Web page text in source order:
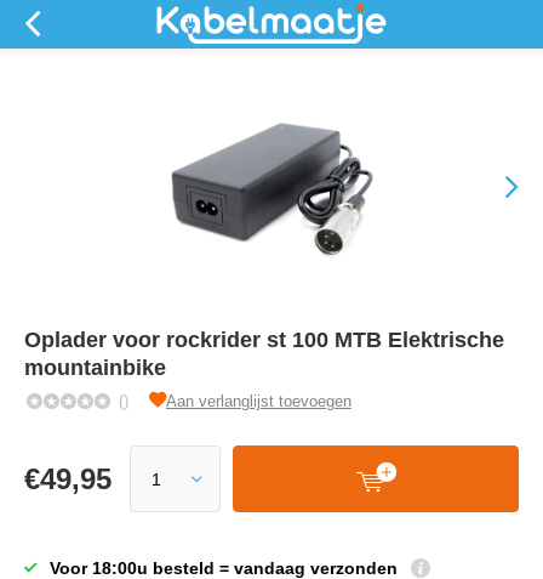
Oplader voor rockrider st 100 MTB Elektrische
mountainbike
() Aan verlanglijst toevoegen
€49,95
Voor 18:00u besteld = vandaag verzonden